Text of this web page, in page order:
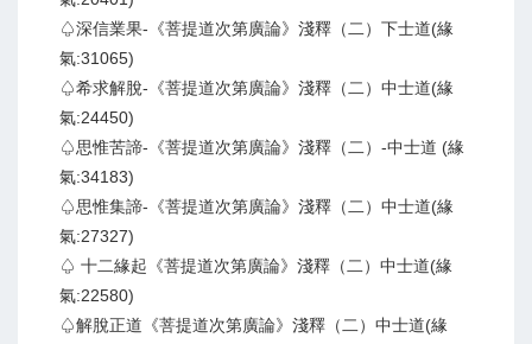
♤深信業果-《菩提道次第廣論》淺釋（二）下士道(緣
氣:31065)
♤希求解脫-《菩提道次第廣論》淺釋（二）中士道(緣
氣:24450)
♤思惟苦諦-《菩提道次第廣論》淺釋（二）-中士道 (緣
氣:34183)
♤思惟集諦-《菩提道次第廣論》淺釋（二）中士道(緣
氣:27327)
♤ 十二緣起《菩提道次第廣論》淺釋（二）中士道(緣
氣:22580)
♤解脫正道《菩提道次第廣論》淺釋（二）中士道(緣